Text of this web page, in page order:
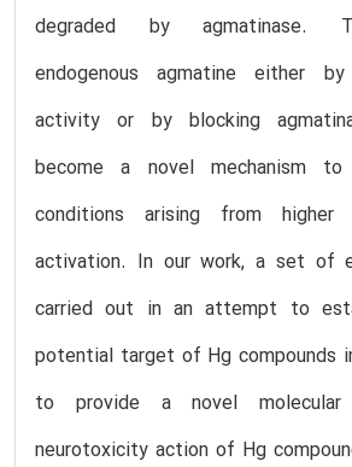
degraded by agmatinase.
endogenous agmatine either
activity or by blocking
become a novel mechanism
conditions arising from higher
activation. In our work, a set of
carried out in an attempt to
potential target of Hg compounds
to provide a novel molecular
neurotoxicity action of Hg